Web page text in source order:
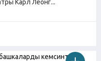
Карл Леонг...